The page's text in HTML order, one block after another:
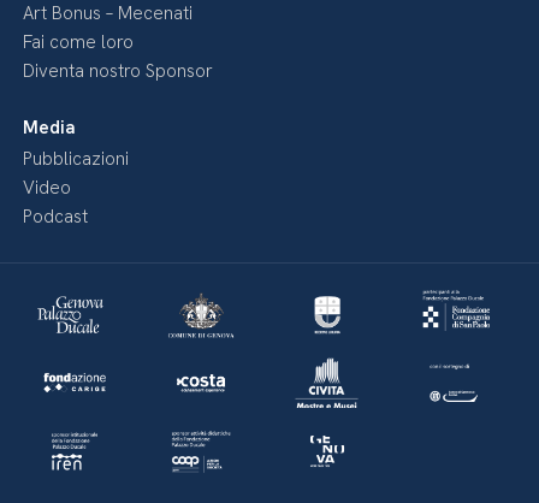
Art Bonus – Mecenati
Fai come loro
Diventa nostro Sponsor
Media
Pubblicazioni
Video
Podcast